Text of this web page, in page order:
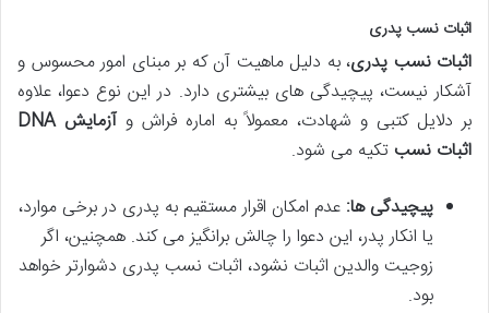
اثبات نسب پدری
اثبات نسب پدری، به دلیل ماهیت آن که بر مبنای امور محسوس و
آشکار نیست، پیچیدگی های بیشتری دارد. در این نوع دعوا، علاوه
بر دلایل کتبی و شهادت، معمولاً به اماره فراش و
آزمایش DNA
اثبات نسب تکیه می شود.
پیچیدگی ها: عدم امکان اقرار مستقیم به پدری در برخی موارد،
یا انکار پدر، این دعوا را چالش برانگیز می کند. همچنین، اگر
زوجیت والدین اثبات نشود، اثبات نسب پدری دشوارتر خواهد
بود.